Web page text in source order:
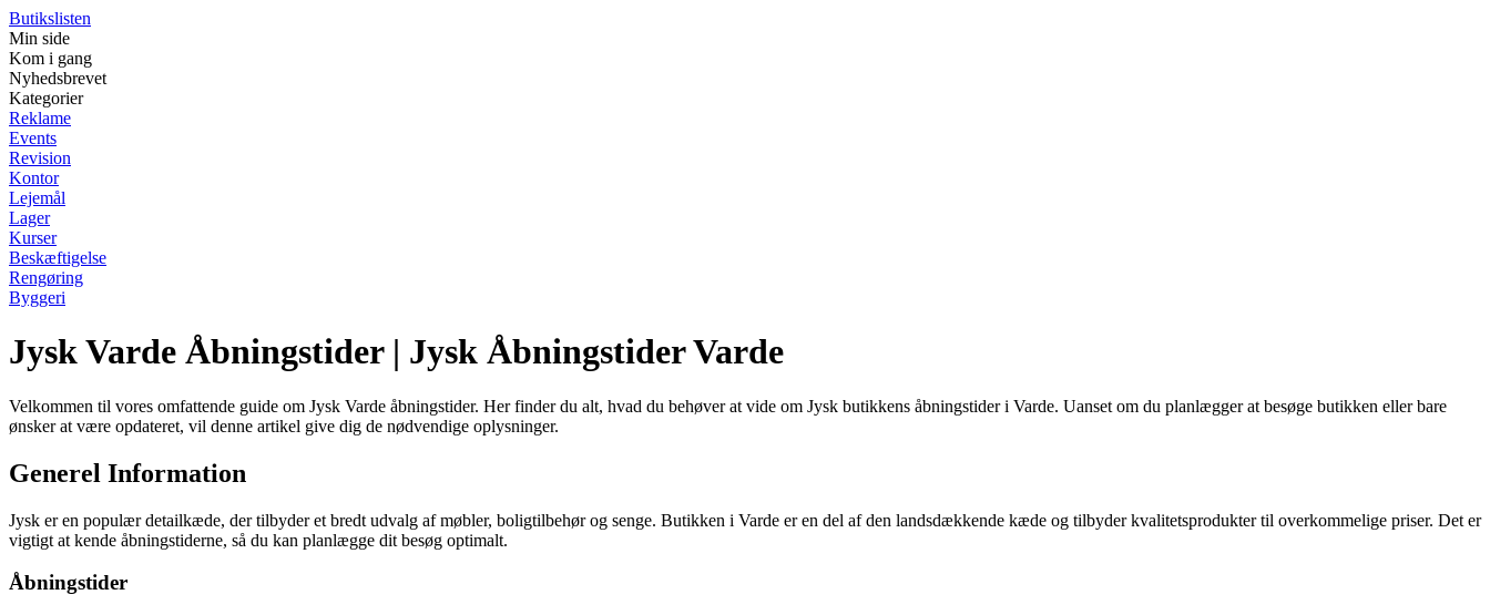
Butikslisten
Min side
Kom i gang
Nyhedsbrevet
Kategorier
Reklame
Events
Revision
Kontor
Lejemål
Lager
Kurser
Beskæftigelse
Rengøring
Byggeri
Jysk Varde Åbningstider | Jysk Åbningstider Varde
Velkommen til vores omfattende guide om Jysk Varde åbningstider. Her finder du alt, hvad du behøver at vide om Jysk butikkens åbningstider i Varde. Uanset om du planlægger at besøge butikken eller bare
ønsker at være opdateret, vil denne artikel give dig de nødvendige oplysninger.
Generel Information
Jysk er en populær detailkæde, der tilbyder et bredt udvalg af møbler, boligtilbehør og senge. Butikken i Varde er en del af den landsdækkende kæde og tilbyder kvalitetsprodukter til overkommelige priser. Det er
vigtigt at kende åbningstiderne, så du kan planlægge dit besøg optimalt.
Åbningstider